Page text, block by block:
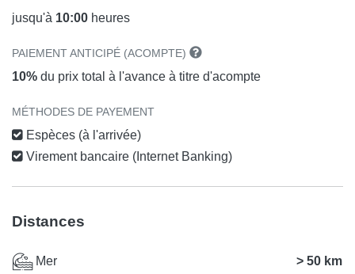
jusqu'à 10:00 heures
PAIEMENT ANTICIPÉ (ACOMPTE)
10% du prix total à l'avance à titre d'acompte
MÉTHODES DE PAYEMENT
Espèces (à l'arrivée)
Virement bancaire (Internet Banking)
Distances
Mer > 50 km